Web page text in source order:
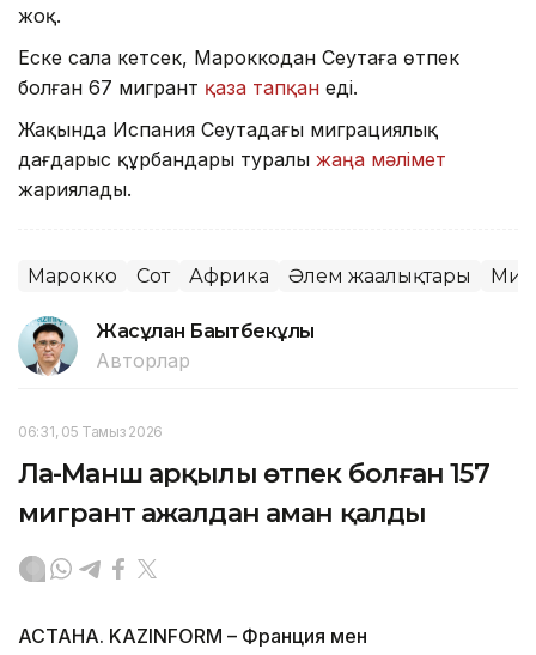
жоқ.
Еске сала кетсек, Мароккодан Сеутаға өтпек
болған 67 мигрант қаза тапқан еді.
Жақында Испания Сеутадағы миграциялық
дағдарыс құрбандары туралы жаңа мәлімет
жариялады.
Марокко Сот Африка Әлем жаңалықтары
Жасұлан Бақытбекұлы
Авторлар
06:31, 05 Тамыз 2026
Ла-Манш арқылы өтпек болған 157
мигрант ажалдан аман қалды
АСТАНА. KAZINFORM – Франция мен